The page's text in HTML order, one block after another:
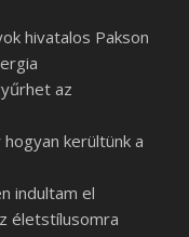
hivatalos Pakson
az
kerültünk a
indultam el
életstílusomra